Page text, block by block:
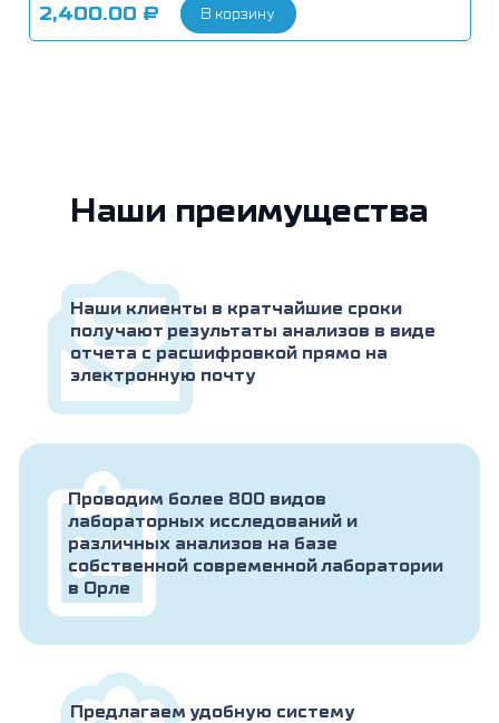
2,400.00 ₽ В корзину
Наши преимущества
Наши клиенты в кратчайшие сроки
получают результаты анализов в виде
отчета с расшифровкой прямо на
электронную почту
Проводим более 800 видов
лабораторных исследований и
различных анализов на базе
собственной современной лаборатории
в Орле
Предлагаем удобную систему